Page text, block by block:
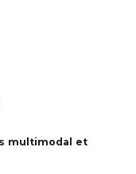
multimodal et